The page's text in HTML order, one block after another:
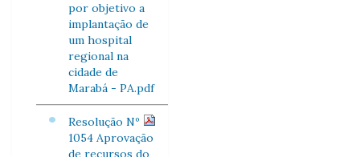
por objetivo a
implantação de
um hospital
regional na
cidade de
Marabá - PA.pdf
Resolução Nº
1054 Aprovação
de recursos do